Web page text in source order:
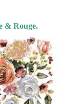
& Rouge.